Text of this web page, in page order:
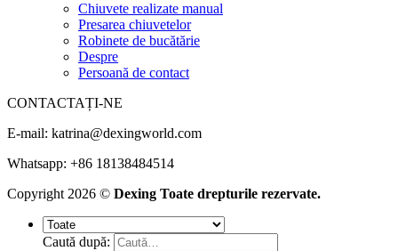
Chiuvete realizate manual
Presarea chiuvetelor
Robinete de bucătărie
Despre
Persoană de contact
CONTACTAȚI-NE
E-mail: katrina@dexingworld.com
Whatsapp: +86 18138484514
Copyright 2026 © Dexing Toate drepturile rezervate.
Caută după: